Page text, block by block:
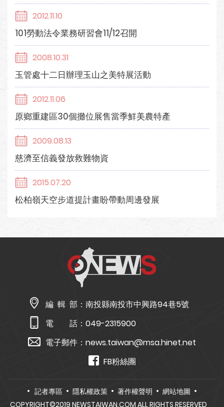
2012.11.10
101勞動法令業務研習會11/12召開
2008.10.31
玉管處十二日辦理玉山之美特展活動
2012.11.06
原鄉重建區30個攤位展售當季鮮美農特產
2009.08.13
慈濟至信義發放救難物資
2015.07.20
松柏嶺天空步道提計畫盼帶動周邊發展
編 輯 部： 南投縣南投市中興路94巷5號
電 話： 049-2315900
電子郵件： news.taiwan@msa.hinet.net
FB粉絲團
記者專區 隱私權政策 著作權聲明
網站地圖
COPYRIGHT©2019 NEWSTAIWAN.COM ALL RIGHTS RESERVED